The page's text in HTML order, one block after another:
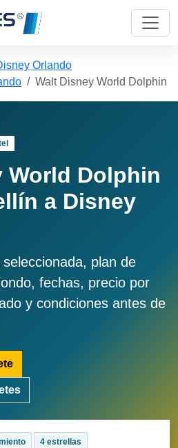
Orlando
Walt Disney World Dolphin
World Dolphin
a Disney
plan de
fechas, precio por
y condiciones antes de
4 estrellas